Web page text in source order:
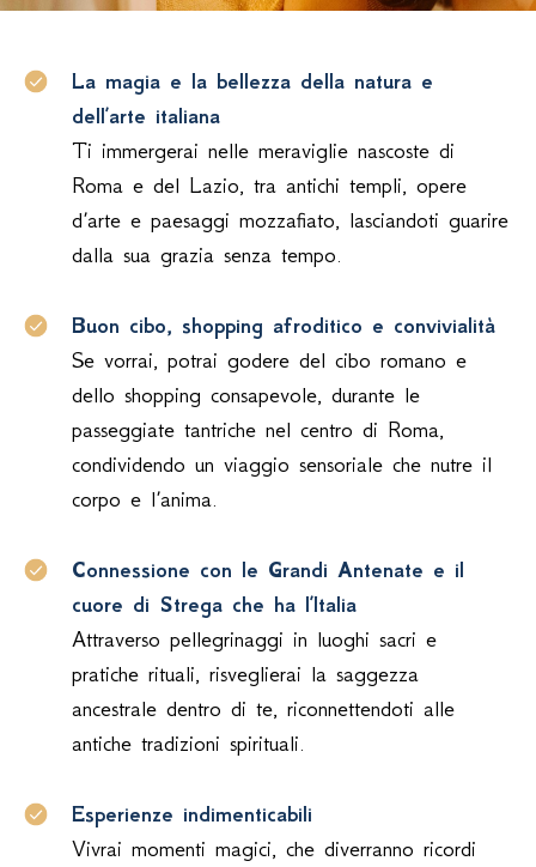
La magia e la bellezza della natura e
dell’arte italiana
Ti immergerai nelle meraviglie nascoste di
Roma e del Lazio, tra antichi templi, opere
d’arte e paesaggi mozzafiato, lasciandoti guarire
dalla sua grazia senza tempo.
Buon cibo, shopping afroditico e convivialità
Se vorrai, potrai godere del cibo romano e
dello shopping consapevole, durante le
passeggiate tantriche nel centro di Roma,
condividendo un viaggio sensoriale che nutre il
corpo e l’anima.
Connessione con le Grandi Antenate e il
cuore di Strega che ha l’Italia
Attraverso pellegrinaggi in luoghi sacri e
pratiche rituali, risveglierai la saggezza
ancestrale dentro di te, riconnettendoti alle
antiche tradizioni spirituali.
Esperienze indimenticabili
Vivrai momenti magici, che diverranno ricordi